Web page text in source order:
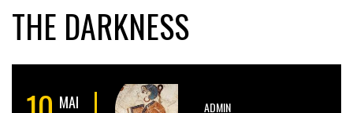
THE DARKNESS
MAI ADMIN